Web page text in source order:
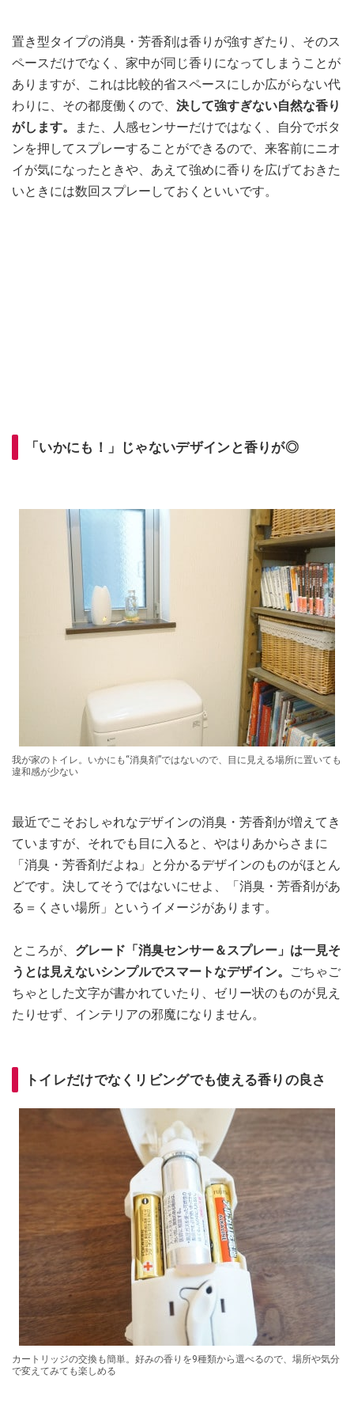
置き型タイプの消臭・芳香剤は香りが強すぎたり、そのス
ペースだけでなく、家中が同じ香りになってしまうことが
ありますが、これは比較的省スペースにしか広がらない代
わりに、その都度働くので、 決して強すぎない自然な香り
がします。
また、人感センサーだけではなく、自分でボタ
ンを押してスプレーすることができるので、来客前にニオ
イが気になったときや、あえて強めに香りを広げておきた
いときには数回スプレーしておくといいです。
「いかにも！」じゃないデザインと香りが◎
我が家のトイレ。いかにも“消臭剤”ではないので、目に見える場所に置いても
違和感が少ない
最近でこそおしゃれなデザインの消臭・芳香剤が増えてき
ていますが、それでも目に入ると、やはりあからさまに
「消臭・芳香剤だよね」と分かるデザインのものがほとん
どです。決してそうではないにせよ、「消臭・芳香剤があ
る＝くさい場所」というイメージがあります。
ところが、 グレード「消臭センサー＆スプレー」は一見そ
うとは見えないシンプルでスマートなデザイン。
ごちゃご
ちゃとした文字が書かれていたり、ゼリー状のものが見え
たりせず、インテリアの邪魔になりません。
トイレだけでなくリビングでも使える香りの良さ
カートリッジの交換も簡単。好みの香りを9種類から選べるので、場所や気分
で変えてみても楽しめる